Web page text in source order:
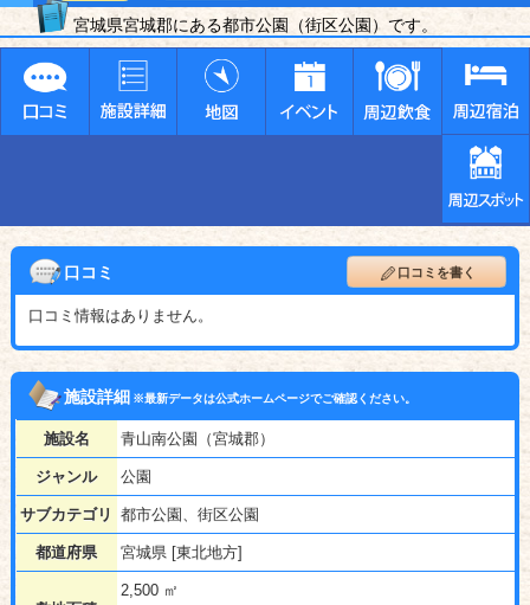
宮城県宮城郡にある都市公園（街区公園）です。
口コミ 口コミを書く
口コミ情報はありません。
施設詳細※最新データは公式ホームページでご確認ください。
施設名 青山南公園（宮城郡）
ジャンル 公園
サブカテゴリ 都市公園、街区公園
都道府県 宮城県 [東北地方]
2,500 ㎡